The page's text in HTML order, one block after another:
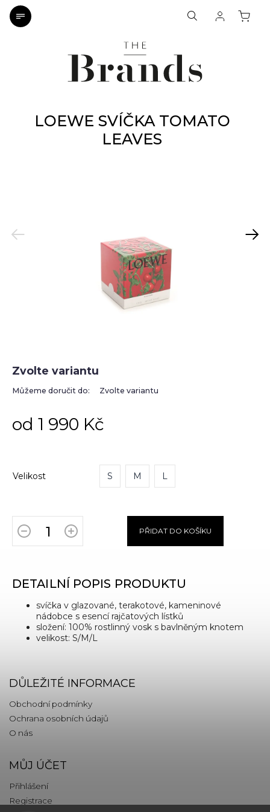
LOEWE SVÍČKA TOMATO
LEAVES
Previous Next
Velikost S M L
od 1 990 Kč
Zvolte variantu
Můžeme doručit do: Zvolte variantu
PŘIDAT DO KOŠÍKU
DETAILNÍ POPIS PRODUKTU
svíčka v glazované, terakotové, kameninové
nádobce s esencí rajčatových lístků
složení: 100% rostlinný vosk s bavlněným knotem
velikost: S/M/L
DŮLEŽITÉ INFORMACE
Obchodní podmínky
Ochrana osobních údajů
O nás
MŮJ ÚČET
Přihlášení
Registrace